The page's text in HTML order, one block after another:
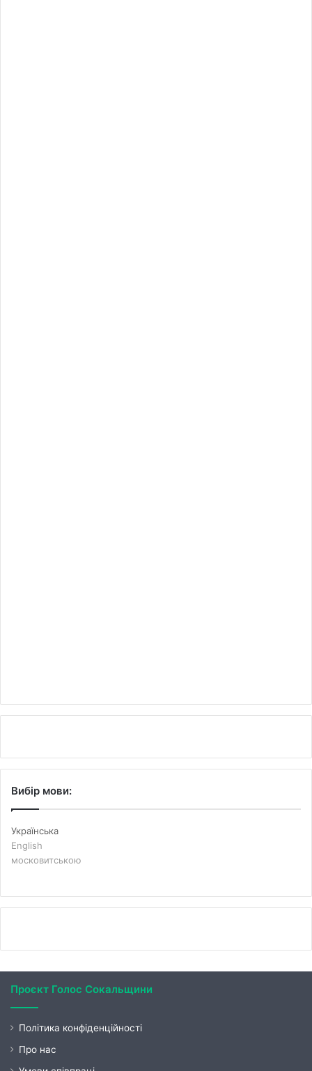
Вибір мови:
Українська
English
московитською
Проєкт Голос Сокальщини
Політика конфіденційності
Про нас